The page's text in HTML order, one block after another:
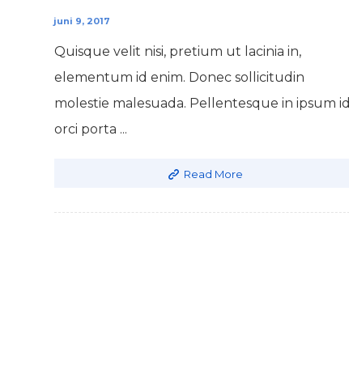
juni 9, 2017
Quisque velit nisi, pretium ut lacinia in,
elementum id enim. Donec sollicitudin
molestie malesuada. Pellentesque in ipsum id
orci porta ...
Read More